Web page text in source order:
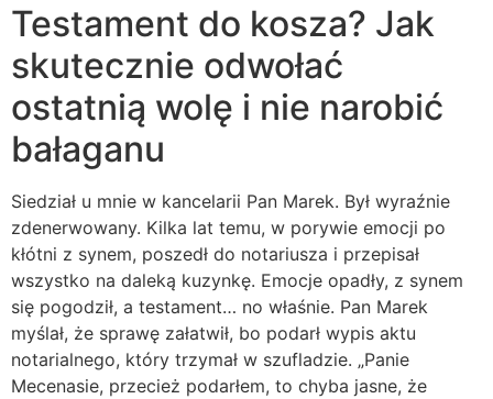
Testament do kosza? Jak
skutecznie odwołać
ostatnią wolę i nie narobić
bałaganu
Siedział u mnie w kancelarii Pan Marek. Był wyraźnie
zdenerwowany. Kilka lat temu, w porywie emocji po
kłótni z synem, poszedł do notariusza i przepisał
wszystko na daleką kuzynkę. Emocje opadły, z synem
się pogodził, a testament… no właśnie. Pan Marek
myślał, że sprawę załatwił, bo podarł wypis aktu
notarialnego, który trzymał w szufladzie. „Panie
Mecenasie, przecież podarłem, to chyba jasne, że